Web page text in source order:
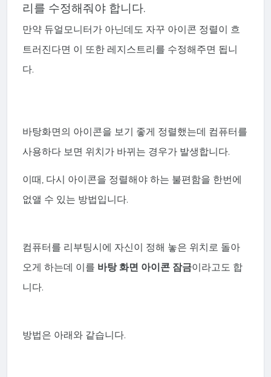
리를 수정해줘야 합니다.
만약 듀얼모니터가 아닌데도 자꾸 아이콘 정렬이 흐
트러진다면 이 또한 레지스트리를 수정해주면 됩니
다.
바탕화면의 아이콘을 보기 좋게 정렬했는데 컴퓨터를
사용하다 보면 위치가 바뀌는 경우가 발생합니다.
이때, 다시 아이콘을 정렬해야 하는 불편함을 한번에
없앨 수 있는 방법입니다.
컴퓨터를 리부팅시에 자신이 정해 놓은 위치로 돌아
오게 하는데 이를 바탕 화면 아이콘 잠금이라고도 합
니다.
방법은 아래와 같습니다.